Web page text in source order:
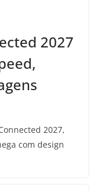
2027
2027,
com design